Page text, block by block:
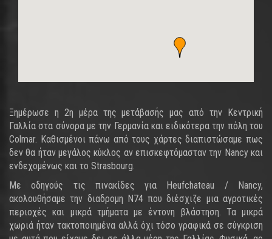
Ξημέρωσε η 2η μέρα της μετάβασής μας από την Κεντρική
Γαλλία στα σύνορα με την Γερμανία και ειδικότερα την πόλη του
Colmar. Καθισμένοι πάνω από τους χάρτες διαπιστώσαμε πως
δεν θα ήταν μεγάλος κύκλος αν επισκεφτόμασταν την Nancy και
ενδεχομένως και το Strasbourg.
Με οδηγούς τις πινακίδες για Heufchateau / Nancy,
ακολουθήσαμε την διαδρομη N74 που διέσχιζε μια αγροτικές
περιοχές και μικρά τμήματα με έντονη βλάστηση. Τα μικρά
χωριά ήταν τακτοποιημένα αλλά όχι τόσο γραφικά σε σύγκριση